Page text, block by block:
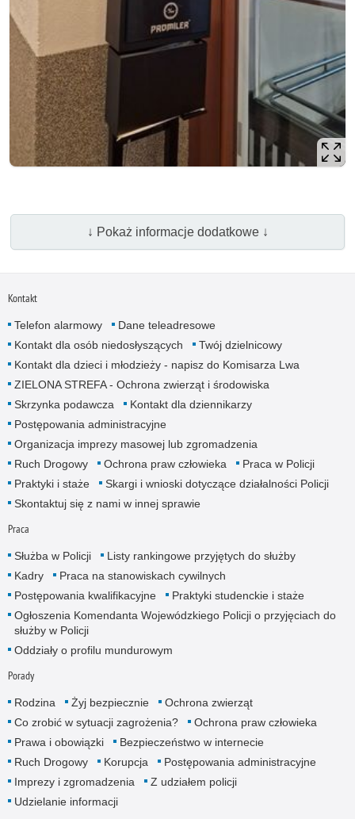
↓ Pokaż informacje dodatkowe ↓
Kontakt
Telefon alarmowy
Dane teleadresowe
Kontakt dla osób niedosłyszących
Twój dzielnicowy
Kontakt dla dzieci i młodzieży - napisz do Komisarza Lwa
ZIELONA STREFA - Ochrona zwierząt i środowiska
Skrzynka podawcza
Kontakt dla dziennikarzy
Postępowania administracyjne
Organizacja imprezy masowej lub zgromadzenia
Ruch Drogowy
Ochrona praw człowieka
Praca w Policji
Praktyki i staże
Skargi i wnioski dotyczące działalności Policji
Skontaktuj się z nami w innej sprawie
Praca
Służba w Policji
Listy rankingowe przyjętych do służby
Kadry
Praca na stanowiskach cywilnych
Postępowania kwalifikacyjne
Praktyki studenckie i staże
Ogłoszenia Komendanta Wojewódzkiego Policji o przyjęciach do
służby w Policji
Oddziały o profilu mundurowym
Porady
Rodzina Żyj bezpiecznie
Ochrona zwierząt
Co zrobić w sytuacji zagrożenia?
Ochrona praw człowieka
Prawa i obowiązki
Bezpieczeństwo w internecie
Ruch Drogowy
Korupcja
Postępowania administracyjne
Imprezy i zgromadzenia
Z udziałem policji
Udzielanie informacji